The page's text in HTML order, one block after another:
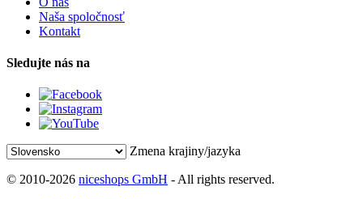
Naša spoločnosť
Kontakt
Sledujte nás na
Zmena krajiny/jazyka
© 2010-2026 niceshops GmbH - All rights reserved.